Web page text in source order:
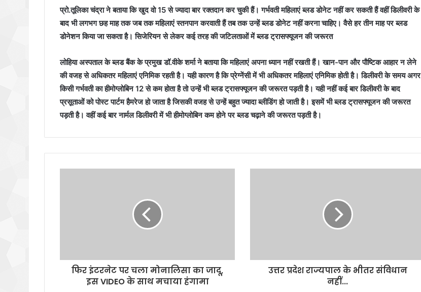
प्रो.तूलिका चंद्रा ने बताया कि खुद वो 15 से ज्यादा बार रक्तदान कर चुकी हैं। गर्भवती महिलाएं ब्लड डोनेट नहीं कर सकती हैं वहीं डिलीवरी के
बाद भी लगभग छह माह तक जब तक महिलाएं स्तनपान करवाती हैं तब तक उन्हें ब्लड डोनेट नहीं करना चाहिए। वैसे हर तीन माह पर ब्लड
डोनेशन किया जा सकता है। सिजेरियन से लेकर कई तरह की जटिलताओं में ब्लड ट्रासफ्यूजन की जरूरत
लोहिया अस्पताल के ब्लड बैंक के प्रमुख डॉ.वीके शर्मा ने बताया कि महिलाएं अपना ध्यान नहीं रखती हैं। खान-पान और पौष्टिक आहार न लेने
की वजह से अधिकतर महिलाएं एनिमिक रहती है। यही कारण है कि प्रेग्नेंसी में भी अधिकतर महिलाएं एनिमिक होती है। डिलीवरी के समय अगर
किसी गर्भवती का हीमोग्लोबिन 12 से कम होता है तो उन्हें भी ब्लड ट्रासफ्यूजन की जरूरत पड़ती है। यही नहीं कई बार डिलीवरी के बाद
प्रसूताओं को पोस्ट पार्टम हैमरेज हो जाता है जिसकी वजह से उन्हें बहुत ज्यादा ब्लीडिंग हो जाती है। इसमें भी ब्लड ट्रासफ्यूजन की जरूरत
पड़ती है। वहीं कई बार नार्मल डिलीवरी में भी हीमोग्लोबिन कम होने पर ब्लड चढ़ाने की जरूरत पड़ती है।
फिर इंटरनेट पर चला मोनालिसा का जादू,
इस VIDEO के साथ मचाया हंगामा
उत्तर प्रदेश राज्यपाल के भीतर संविधान
नहीं...